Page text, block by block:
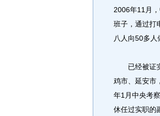
2006年11月
班子，通过打
八人向50多人
已经被证实
鸡市、延安市
年1月中央考
休任过实职的